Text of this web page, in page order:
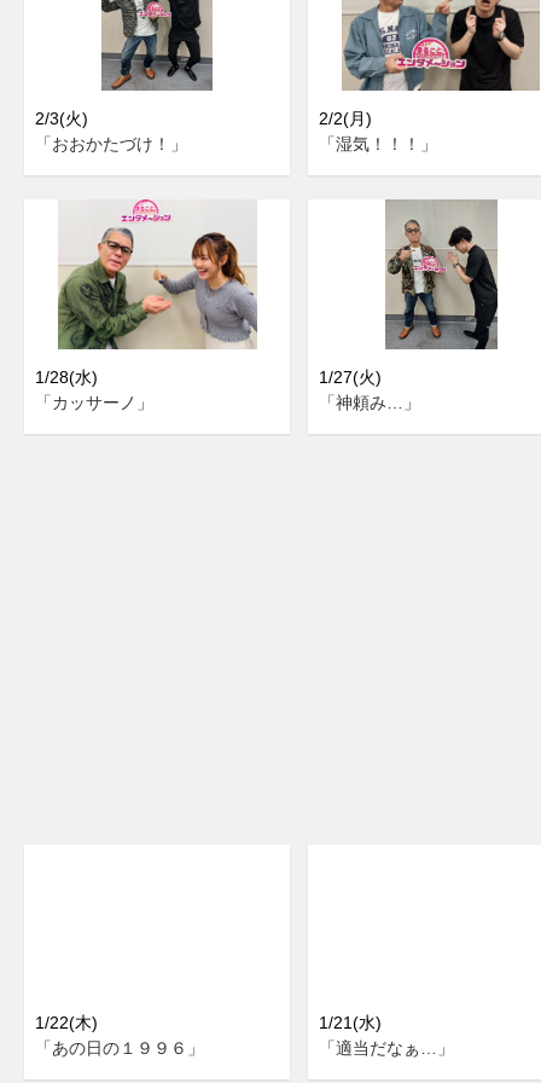
2/3(火)
「おおかたづけ！」
2/2(月)
「湿気！！！」
1/28(水)
「カッサーノ」
1/27(火)
「神頼み…」
1/22(木)
「あの日の１９９６」
1/21(水)
「適当だなぁ…」